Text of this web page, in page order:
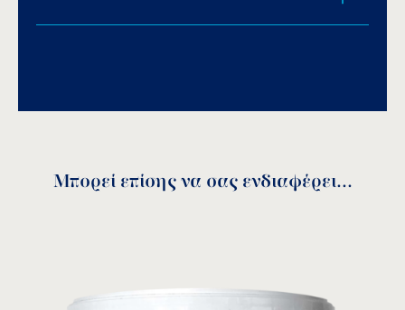
Μπορεί επίσης να σας ενδιαφέρει...